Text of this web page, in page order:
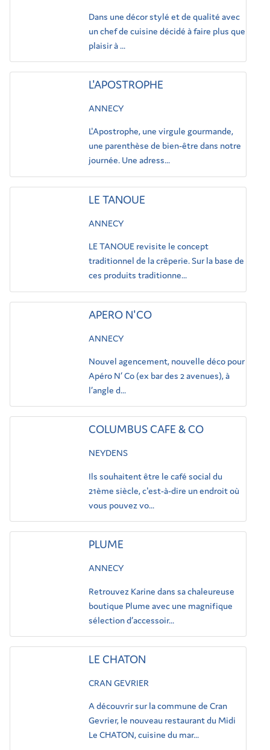
Dans une décor stylé et de qualité avec
un chef de cuisine décidé à faire plus que
plaisir à ...
L'APOSTROPHE
ANNECY
L'Apostrophe, une virgule gourmande,
une parenthèse de bien-être dans notre
journée. Une adress...
LE TANOUE
ANNECY
LE TANOUE revisite le concept
traditionnel de la crêperie. Sur la base de
ces produits traditionne...
APERO N'CO
ANNECY
Nouvel agencement, nouvelle déco pour
Apéro N’ Co (ex bar des 2 avenues), à
l’angle d...
COLUMBUS CAFE & CO
NEYDENS
Ils souhaitent être le café social du
21ème siècle, c'est-à-dire un endroit où
vous pouvez vo...
PLUME
ANNECY
Retrouvez Karine dans sa chaleureuse
boutique Plume avec une magnifique
sélection d’accessoir...
LE CHATON
CRAN GEVRIER
A découvrir sur la commune de Cran
Gevrier, le nouveau restaurant du Midi
Le CHATON, cuisine du mar...